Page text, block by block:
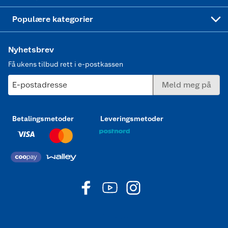
Populære kategorier
Nyhetsbrev
Få ukens tilbud rett i e-postkassen
E-postadresse Meld meg på
Betalingsmetoder Leveringsmetoder